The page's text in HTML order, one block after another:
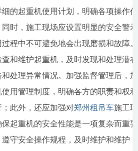
的起重机使用计划，明确各项操作
时，施工现场应设置明显的安全警
程中不可避免地会出现磨损和故障
和维护起重机，及时发现和处理潜
处理异常情况。加强监督管理后，
用管理制度，明确各方的职责和权
此外，还应加强对郑州租吊车施工
起重机的安全性能是一项复杂而重
守安全操作规程，及时维护和维护